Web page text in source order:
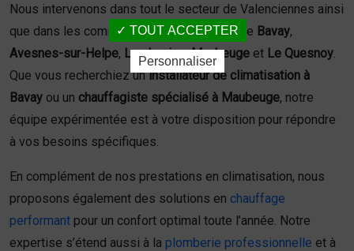
Nous intervenons dans tout le secteur de Valenciennes ainsi
que dans les communes voisines telles que Bavay,
Avesnes-sur-Helpe, Landrecies,Maubeuge et Le Quesnoy
Que vous recherchiez uninstallateur de climatisation à
Bavay ou un chauffagiste spécialisé à Maubeuge, notre
équipe expérimentée est à votre disposition pour répondre
à vos besoins spécifiques.
En complément de nos prestations en climatisation, nous
proposons également des solutions en chauffage
performant pour un confort optimal toute l’année. Notre
expertise s’étend aussi à la plomberie professionnelle et à
TOUT ACCEPTER
Personnaliser